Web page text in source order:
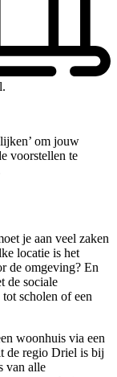
om jouw
voorstellen te
je aan veel zaken
locatie is het
de omgeving? En
de sociale
scholen of een
woonhuis via een
de regio Driel is bij
van alle